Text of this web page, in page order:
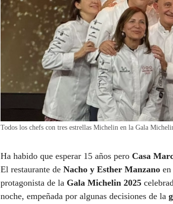
Todos los chefs con tres estrellas Michelin en la Gala
Ha habido que esperar 15 años pero Casa
El restaurante de Nacho y Esther Manzano en
protagonista de la Gala Michelin 2025
noche, empeñada por algunas decisiones de la